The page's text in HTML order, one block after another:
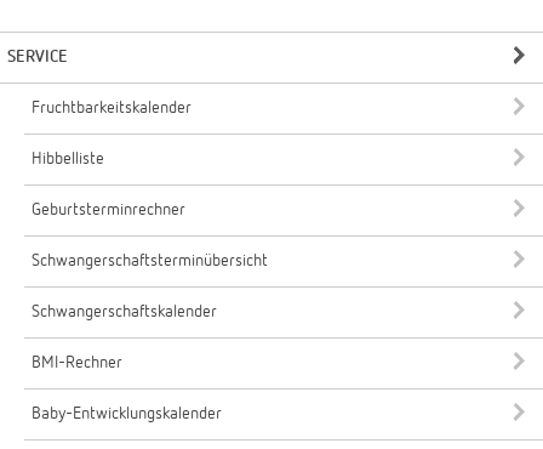
SERVICE
Fruchtbarkeitskalender
Hibbelliste
Geburtsterminrechner
Schwangerschaftsterminübersicht
Schwangerschaftskalender
BMI-Rechner
Baby-Entwicklungskalender